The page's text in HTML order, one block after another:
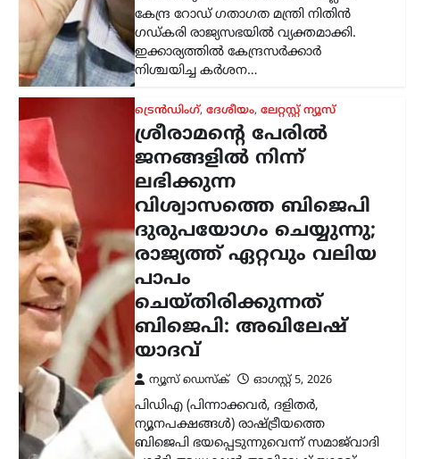
പിഡിഎ (പിന്നാക്കവർ, ദളിതർ,
ന്യൂനപക്ഷങ്ങൾ) രാഷ്ട്രീയത്തെ
ബിജെപി ഭയപ്പെടുന്നുവെന്ന് സമാജ്‌വാദി
പാർട്ടി അധ്യക്ഷൻ അഖിലേഷ് യാദവ്
ആരോപിച്ചു. പിഡിഎയുടെ ശക്തി
വർധിച്ചതോടെയാണ് അതിനെ
അപകീർത്തിപ്പെടുത്താൻ ബിജെപി
പുതിയ…
ട്രെൻഡിംഗ്,ദേശീയം
മെഹബൂബ മുഫ്തി
ത്രിവർണ്ണ പതാക
തലകീഴായി പിടിച്ചു;
‘തീവ്രവാദി’ എന്ന് വിളിച്ച്
ഗിരിരാജ് സിംഗ്
ന്യൂസ് ഡെസ്ക് ഓഗസ്റ്റ്‌ 5, 2026
ജമ്മു കശ്മീരിന്റെ മുൻ മുഖ്യമന്ത്രിയും
പിഡിപി അധ്യക്ഷയുമായ മെഹബൂബ
മുഫ്‌തി ദേശീയ പതാക തലകീഴായി
പിടിച്ചെന്ന ആരോപണത്തെ തുടർന്ന്
രാഷ്ട്രീയ വിവാദം ശക്തമായി.